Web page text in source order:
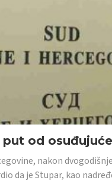
od
nakon
da je Stupar, kao